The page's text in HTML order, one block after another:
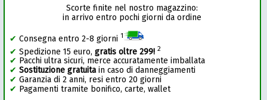
Scorte finite nel nostro magazzino:
in arrivo entro pochi giorni da ordine
✔ Consegna entro 2-8 giorni 1
✔ Spedizione 15 euro,gratis oltre 299! 2
✔ Pacchi ultra sicuri, merce accuratamente imballata
✔ Sostituzione gratuitain caso di danneggiamenti
✔ Garanzia di 2 anni, resi entro 20 giorni
✔ Pagamenti tramite bonifico, carte, wallet